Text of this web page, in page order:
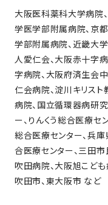
大阪医科薬科大学病院
学医学部附属病院、京
学部附属病院、近畿大
人愛仁会、大阪赤十字
字病院、大阪府済生会
仁会病院、淀川キリス
病院、国立循環器病研
ー、りんくう総合医療セ
総合医療センター、兵
合医療センター、三田
吹田病院、大阪旭こども
吹田市、東大阪市 など